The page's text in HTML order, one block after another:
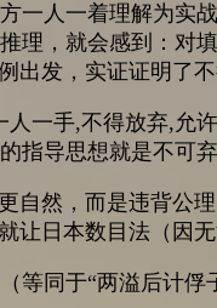
一人一着理解为实
理，就会感到：对
出发，实证证明了
一手,不得放弃,允
指导思想就是不可
自然，而是违背公
让日本数目法（因
等同于“两溢后计俘